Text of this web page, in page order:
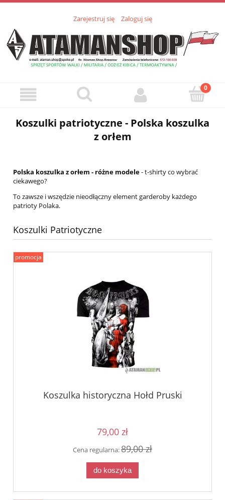
Zarejestruj się Zaloguj się
Koszulki patriotyczne - Polska koszulka
z orłem
Polska koszulka z orłem - różne modele- t-shirty co wybrać
ciekawego?
To zawsze i wszędzie nieodłączny element garderoby każdego
patrioty Polaka.
Koszulki Patriotyczne
Koszulka historyczna Hołd Pruski
79,00 zł
Cena regularna:89,00 zł
do koszyka
promocja